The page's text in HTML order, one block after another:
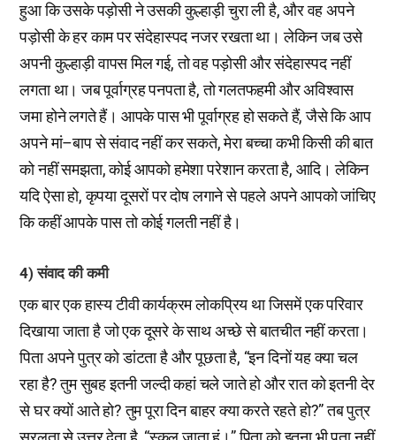
हुआ कि उसके पड़ोसी ने उसकी कुल्हाड़ी चुरा ली है, और वह अपने
पड़ोसी के हर काम पर संदेहास्पद नजर रखता था। लेकिन जब उसे
अपनी कुल्हाड़ी वापस मिल गई, तो वह पड़ोसी और संदेहास्पद नहीं
लगता था। जब पूर्वाग्रह पनपता है, तो गलतफहमी और अविश्वास
जमा होने लगते हैं। आपके पास भी पूर्वाग्रह हो सकते हैं, जैसे कि आप
अपने मां–बाप से संवाद नहीं कर सकते, मेरा बच्चा कभी किसी की बात
को नहीं समझता, कोई आपको हमेशा परेशान करता है, आदि। लेकिन
यदि ऐसा हो, कृपया दूसरों पर दोष लगाने से पहले अपने आपको जांचिए
कि कहीं आपके पास तो कोई गलती नहीं है।
4) संवाद की कमी
एक बार एक हास्य टीवी कार्यक्रम लोकप्रिय था जिसमें एक परिवार
दिखाया जाता है जो एक दूसरे के साथ अच्छे से बातचीत नहीं करता।
पिता अपने पुत्र को डांटता है और पूछता है, “इन दिनों यह क्या चल
रहा है? तुम सुबह इतनी जल्दी कहां चले जाते हो और रात को इतनी देर
से घर क्यों आते हो? तुम पूरा दिन बाहर क्या करते रहते हो?” तब पुत्र